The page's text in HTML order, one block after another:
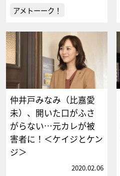
アメトーーク！
仲井戸みなみ（比嘉愛
未）、開いた口がふさ
がらない…元カレが被
害者に！＜ケイジとケン
ジ＞
2020.02.06